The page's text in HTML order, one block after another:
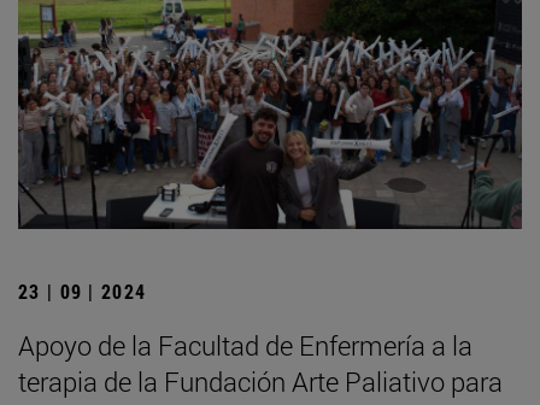
23 | 09 | 2024
Apoyo de la Facultad de Enfermería a la
terapia de la Fundación Arte Paliativo para